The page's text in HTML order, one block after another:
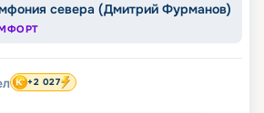
севера (Дмитрий Фурманов)
+2 027